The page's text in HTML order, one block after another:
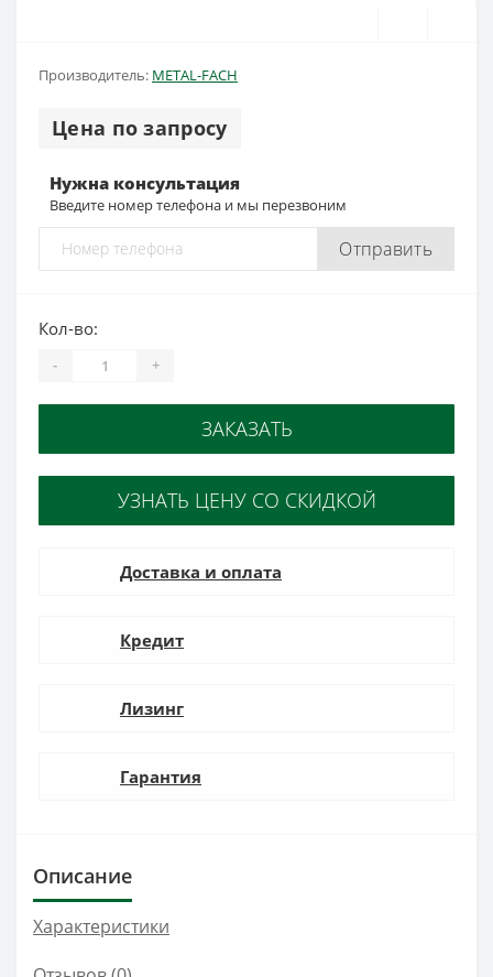
Производитель: METAL-FACH
Цена по запросу
Нужна консультация
Введите номер телефона и мы перезвоним
Отправить
Кол-во:
- +
ЗАКАЗАТЬ
УЗНАТЬ ЦЕНУ СО СКИДКОЙ
Доставка и оплата
Кредит
Лизинг
Гарантия
Описание
Характеристики